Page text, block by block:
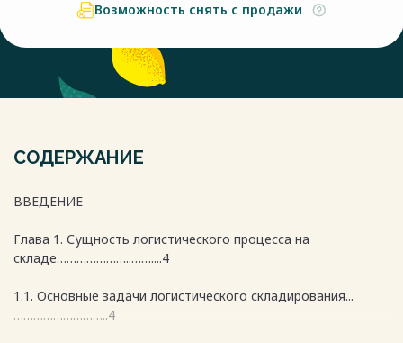
Возможность снять с продажи
СОДЕРЖАНИЕ
ВВЕДЕНИЕ
Глава 1. Сущность логистического процесса на
складе…………………..……....4
1.1. Основные задачи логистического складирования...
………………………..4